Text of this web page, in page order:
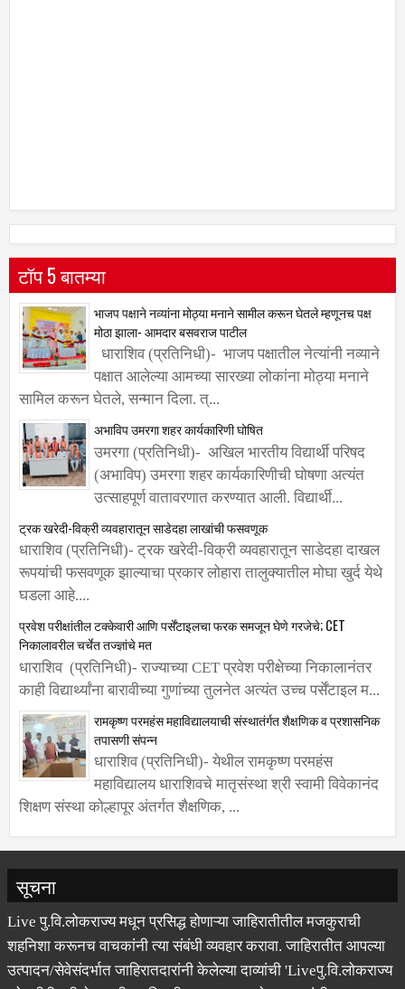
टॉप 5 बातम्या
भाजप पक्षाने नव्यांना मोठ्या मनाने सामील करून घेतले म्हणूनच पक्ष
मोठा झाला- आमदार बसवराज पाटील
धाराशिव (प्रतिनिधी)- भाजप पक्षातील नेत्यांनी नव्याने
पक्षात आलेल्या आमच्या सारख्या लोकांना मोठ्या मनाने
सामिल करून घेतले, सन्मान दिला. त्...
अभाविप उमरगा शहर कार्यकारिणी घोषित
उमरगा (प्रतिनिधी)- अखिल भारतीय विद्यार्थी परिषद
(अभाविप) उमरगा शहर कार्यकारिणीची घोषणा अत्यंत
उत्साहपूर्ण वातावरणात करण्यात आली. विद्यार्थी...
ट्रक खरेदी-विक्री व्यवहारातून साडेदहा लाखांची फसवणूक
धाराशिव (प्रतिनिधी)- ट्रक खरेदी-विक्री व्यवहारातून साडेदहा दाखल
रूपयांची फसवणूक झाल्याचा प्रकार लोहारा तालुक्यातील मोघा खुर्द येथे
घडला आहे....
प्रवेश परीक्षांतील टक्केवारी आणि पर्सेंटाइलचा फरक समजून घेणे गरजेचे; CET
निकालावरील चर्चेत तज्ज्ञांचे मत
धाराशिव (प्रतिनिधी)- राज्याच्या CET प्रवेश परीक्षेच्या निकालानंतर
काही विद्यार्थ्यांना बारावीच्या गुणांच्या तुलनेत अत्यंत उच्च पर्सेंटाइल म...
रामकृष्ण परमहंस महाविद्यालयाची संस्थातंर्गत शैक्षणिक व प्रशासनिक
तपासणी संपन्न
धाराशिव (प्रतिनिधी)- येथील रामकृष्ण परमहंस
महाविद्यालय धाराशिवचे मातृसंस्था श्री स्वामी विवेकानंद
शिक्षण संस्था कोल्हापूर अंतर्गत शैक्षणिक, ...
सूचना
Live पु.वि.लोकराज्य मधून प्रसिद्ध होणाऱ्या जाहिरातीतील मजकुराची
शहनिशा करूनच वाचकांनी त्या संबंधी व्यवहार करावा. जाहिरातीत आपल्या
उत्पादन/सेवेसंदर्भात जाहिरातदारांनी केलेल्या दाव्यांची 'Liveपु.वि.लोकराज्य